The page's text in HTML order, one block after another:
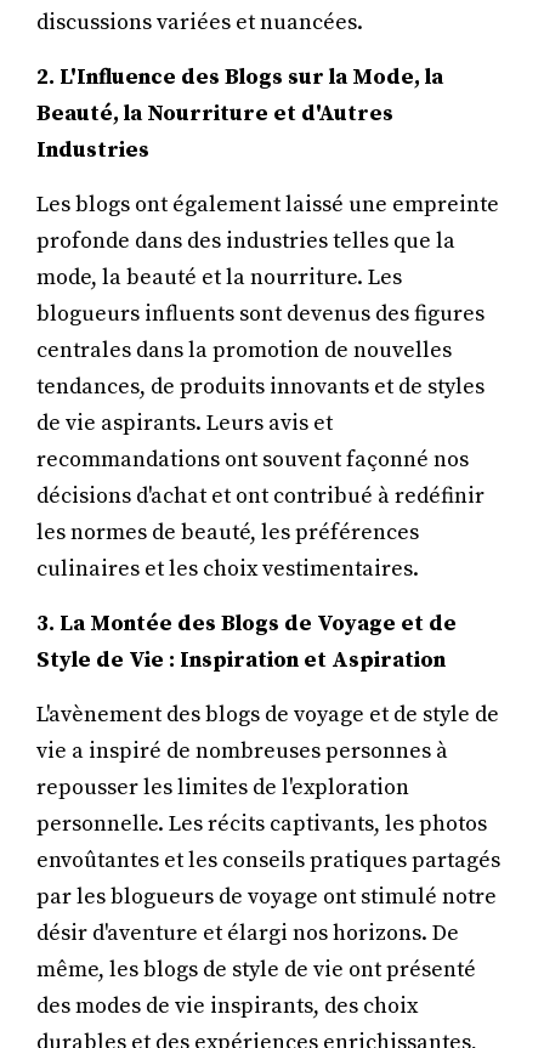
discussions variées et nuancées.
2. L'Influence des Blogs sur la Mode, la
Beauté, la Nourriture et d'Autres
Industries
Les blogs ont également laissé une empreinte
profonde dans des industries telles que la
mode, la beauté et la nourriture. Les
blogueurs influents sont devenus des figures
centrales dans la promotion de nouvelles
tendances, de produits innovants et de styles
de vie aspirants. Leurs avis et
recommandations ont souvent façonné nos
décisions d'achat et ont contribué à redéfinir
les normes de beauté, les préférences
culinaires et les choix vestimentaires.
3. La Montée des Blogs de Voyage et de
Style de Vie : Inspiration et Aspiration
L'avènement des blogs de voyage et de style de
vie a inspiré de nombreuses personnes à
repousser les limites de l'exploration
personnelle. Les récits captivants, les photos
envoûtantes et les conseils pratiques partagés
par les blogueurs de voyage ont stimulé notre
désir d'aventure et élargi nos horizons. De
même, les blogs de style de vie ont présenté
des modes de vie inspirants, des choix
durables et des expériences enrichissantes,